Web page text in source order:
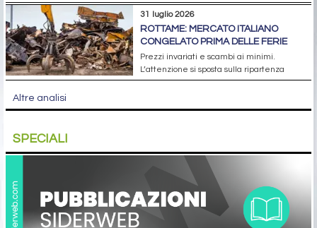
31 luglio 2026
ROTTAME: MERCATO ITALIANO
CONGELATO PRIMA DELLE FERIE
Prezzi invariati e scambi ai minimi.
L’attenzione si sposta sulla ripartenza
Altre analisi
SPECIALI